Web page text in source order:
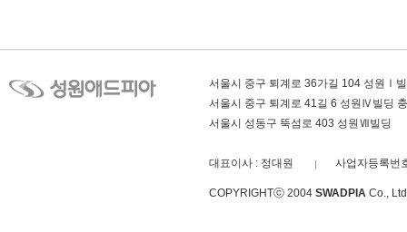
서울시 중구 퇴계로 36가길 104 성원Ⅰ
서울시 중구 퇴계로 41길 6 성원Ⅳ빌딩
서울시 성동구 뚝섬로 403 성원Ⅶ빌딩
대표이사 : 정대원 사업자등록번
COPYRIGHTⓒ 2004 SWADPIA Co.,